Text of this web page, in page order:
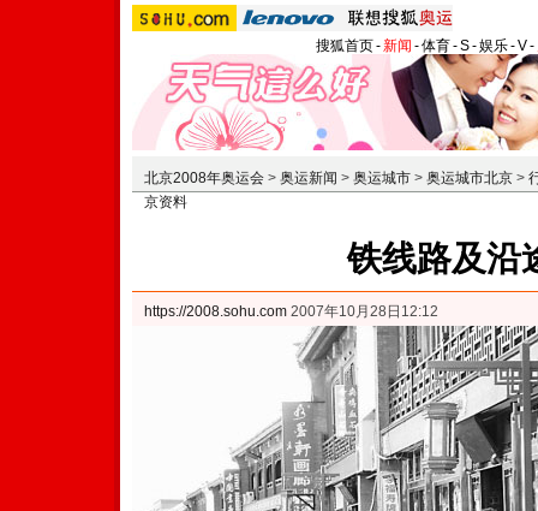
搜狐首页-新闻 -体育-S-娱乐-V-
北京2008年奥运会 > 奥运新闻 > 奥运城市 > 奥运城市北京 >
京资料
铁线路及沿
https://2008.sohu.com 2007年10月28日12:12